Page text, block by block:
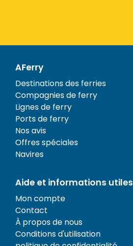
AFerry
Destinations des ferries
Compagnies de ferry
Lignes de ferry
Ports de ferry
Nos avis
Offres spéciales
Navires
Aide et informations utiles
Mon compte
Contact
À propos de nous
Conditions d'utilisation